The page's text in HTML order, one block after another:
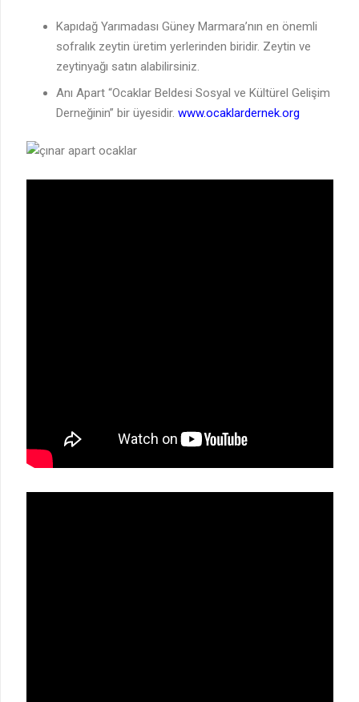
Kapıdağ Yarımadası Güney Marmara’nın en önemli
sofralık zeytin üretim yerlerinden biridir. Zeytin ve
zeytinyağı satın alabilirsiniz.
Anı Apart “Ocaklar Beldesi Sosyal ve Kültürel Gelişim
Derneğinin” bir üyesidir. www.ocaklardernek.org